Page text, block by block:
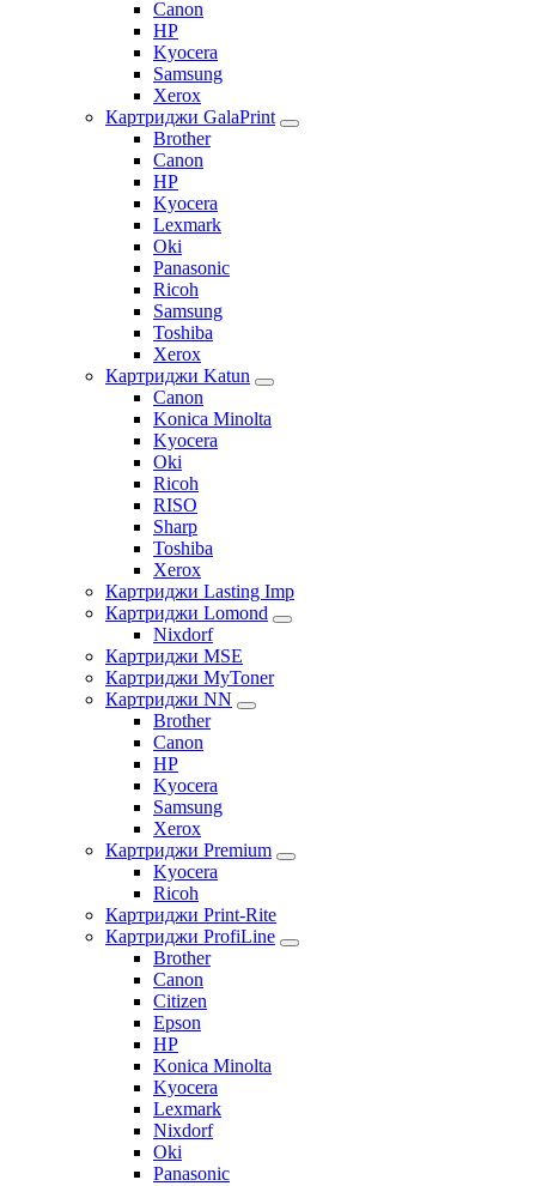
Canon
HP
Kyocera
Samsung
Xerox
Картриджи GalaPrint
Brother
Canon
HP
Kyocera
Lexmark
Oki
Panasonic
Ricoh
Samsung
Toshiba
Xerox
Картриджи Katun
Canon
Konica Minolta
Kyocera
Oki
Ricoh
RISO
Sharp
Toshiba
Xerox
Картриджи Lasting Imp
Картриджи Lomond
Nixdorf
Картриджи MSE
Картриджи MyToner
Картриджи NN
Brother
Canon
HP
Kyocera
Samsung
Xerox
Картриджи Premium
Kyocera
Ricoh
Картриджи Print-Rite
Картриджи ProfiLine
Brother
Canon
Citizen
Epson
HP
Konica Minolta
Kyocera
Lexmark
Nixdorf
Oki
Panasonic